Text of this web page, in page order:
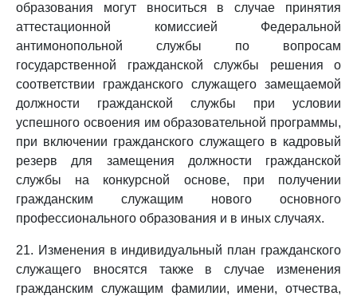
образования могут вноситься в случае принятия
аттестационной комиссией Федеральной
антимонопольной службы по вопросам
государственной гражданской службы решения о
соответствии гражданского служащего замещаемой
должности гражданской службы при условии
успешного освоения им образовательной программы,
при включении гражданского служащего в кадровый
резерв для замещения должности гражданской
службы на конкурсной основе, при получении
гражданским служащим нового основного
профессионального образования и в иных случаях.
21. Изменения в индивидуальный план гражданского
служащего вносятся также в случае изменения
гражданским служащим фамилии, имени, отчества,